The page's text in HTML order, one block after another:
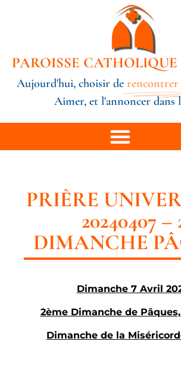
PAROISSE
Aujourd'hui, choisir de rencontrer
Aimer, et l'annoncer dans
PRIÈRE
20240407 –
DIMANCHE
Dimanche 7 Avril
2ème Dimanche de
Dimanche de la